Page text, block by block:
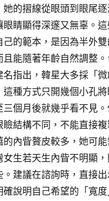
她的摺線從眼頭到眼尾
眼睛顯得深邃又無辜。
的範本，是因為半外
且能隨著年齡自然調整
名指出，韓星大多採「
種方式只開幾個小孔將
三個月後就幾乎看不見
瞼結構不同，不能直接
的內眥贅皮較多，她可
女生若天生內眥不明顯
建議在諮詢時，直接出
確說明自己希望的「寬